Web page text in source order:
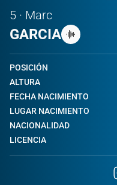
5 · Marc
GARCIA
POSICIÓN
ALTURA
FECHA NACIMIENTO
LUGAR NACIMIENTO
NACIONALIDAD
LICENCIA